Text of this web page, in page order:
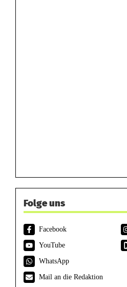
Folge uns
Facebook
YouTube
WhatsApp
Mail an die Redaktion